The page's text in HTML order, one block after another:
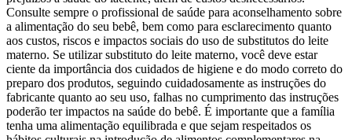
Consulte sempre o profissional de saúde para aconselhamento sobre
a alimentação do seu bebê, bem como para esclarecimento quanto
aos custos, riscos e impactos sociais do uso de substitutos do leite
materno. Se utilizar substituto do leite materno, você deve estar
ciente da importância dos cuidados de higiene e do modo correto do
preparo dos produtos, seguindo cuidadosamente as instruções do
fabricante quanto ao seu uso, falhas no cumprimento das instruções
poderão ter impactos na saúde do bebê. É importante que a família
tenha uma alimentação equilibrada e que sejam respeitados os